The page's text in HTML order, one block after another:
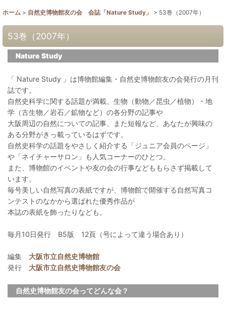
ホーム > 自然史博物館友の会 会誌「Nature Study」 > 53巻（2007年）
53巻（2007年）
Nature Study
「 Nature Study 」は博物館編集・自然史博物館友の会発行の月刊
誌です。
自然史科学に関する話題が満載、生物（動物／昆虫／植物）・地
学（古生物／岩石／鉱物など）の各分野の記事や
大阪周辺の自然についての記事、また短報など、あなたが興味の
ある分野がきっ載っているはずです。
自然史科学の話題をやさしく紹介する「ジュニア会員のページ」
や「ネイチャーサロン」も人気コーナーのひとつ。
また、博物館のイベントや友の会の行事などももらさず掲載して
います。
毎号美しい自然写真の表紙ですが、博物館で開催する自然写真コ
ンテストのなかから選ばれた優秀作品が
本誌の表紙を飾ったりなども。
毎月10日発行 B5版 12頁（号によって違う場合あり）
編集 大阪市立自然史博物館
発行 大阪市立自然史博物館友の会
自然史博物館友の会ってどんな会？